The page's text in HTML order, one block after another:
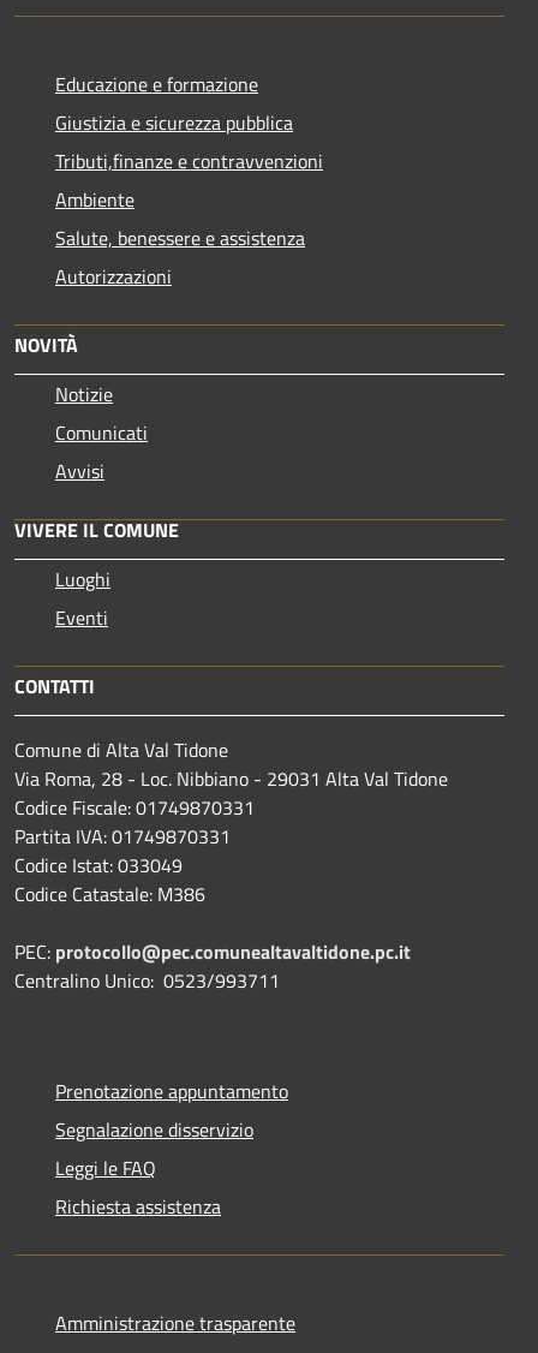
Educazione e formazione
Giustizia e sicurezza pubblica
Tributi,finanze e contravvenzioni
Ambiente
Salute, benessere e assistenza
Autorizzazioni
NOVITÀ
Notizie
Comunicati
Avvisi
VIVERE IL COMUNE
Luoghi
Eventi
CONTATTI
Comune di Alta Val Tidone
Via Roma, 28 - Loc. Nibbiano - 29031 Alta Val Tidone
Codice Fiscale: 01749870331
Partita IVA: 01749870331
Codice Istat: 033049
Codice Catastale: M386
PEC: protocollo@pec.comunealtavaltidone.pc.it
Centralino Unico: 0523/993711
Prenotazione appuntamento
Segnalazione disservizio
Leggi le FAQ
Richiesta assistenza
Amministrazione trasparente